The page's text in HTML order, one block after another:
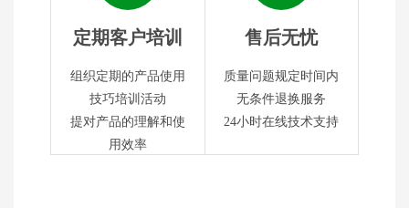
定期客户培训
组织定期的产品使用
技巧培训活动
提对产品的理解和使
用效率
售后无忧
质量问题规定时间内
无条件退换服务
24小时在线技术支持